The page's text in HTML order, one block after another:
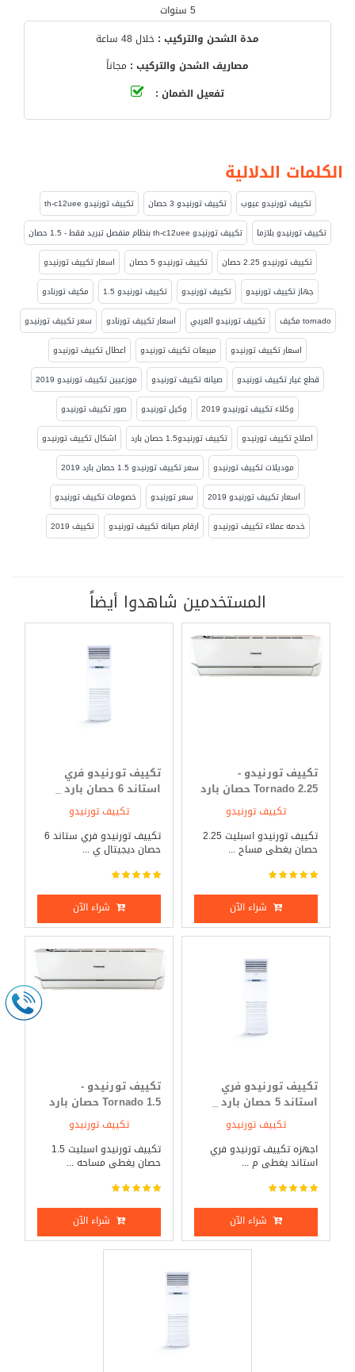
5 سنوات
مدة الشحن والتركيب : خلال 48 ساعة
مصاريف الشحن والتركيب : مجاناً
تفعيل الضمان :
الكلمات الدلالية
تكييف تورنيدو عيوب تكييف تورنيدو 3 حصان
تكييف تورنيدو th-c12uee
تكييف تورنيدو بلازما
تكييف تورنيدو th-c12uee بنظام منفصل تبريد فقط - 1.5 حصان
تكييف تورنيدو 2.25 حصان
تكييف تورنيدو 5 حصان
اسعار تكييف تورنيدو
جهاز تكييف تورنيدو
تكييف تورنيدو تكييف تورنيدو 1.5
مكيف تورنادو
tornado مكيف
تكييف تورنيدو العربي اسعار تكييف تورنادو
سعر تكييف تورنيدو
اسعار تكييف تورنيدو
مبيعات تكييف تورنيدو
اعطال تكييف تورنيدو
قطع غيار تكييف تورنيدو
صيانه تكييف تورنيدو
موزعيين تكييف تورنيدو 2019
وكلاء تكييف تورنيدو 2019
وكيل تورنيدو
صور تكييف تورنيدو
اصلاح تكييف تورنيدو
تكييف تورنيدو1.5 حصان بارد
اشكال تكييف تورنيدو
موديلات تكييف تورنيدو
سعر تكييف تورنيدو 1.5 حصان بارد 2019
اسعار تكييف تورنيدو 2019
سعر تورنيدو
خصومات تكييف تورنيدو
خدمه عملاء تكييف تورنيدو
ارقام صيانه تكييف تورنيدو تكييف 2019
المستخدمين شاهدوا أيضاً
تكييف تورنيدو -
Tornado 2.25 حصان بارد
تكييف تورنيدو
تكييف تورنيدو اسبليت 2.25
حصان يغطى مساح ...
شراء الآن
تكييف تورنيدو فري
استاند 6 حصان بارد _
تكييف تورنيدو
تكييف تورنيدو فري ستاند 6
حصان ديجيتال ي ...
شراء الآن
تكييف تورنيدو فري
استاند 5 حصان بارد _
تكييف تورنيدو
اجهزه تكييف تورنيدو فري
استاند يغطى م ...
شراء الآن
تكييف تورنيدو -
Tornado 1.5 حصان بارد
تكييف تورنيدو
تكييف تورنيدو اسبليت 1.5
حصان يغطى مساحه ...
شراء الآن